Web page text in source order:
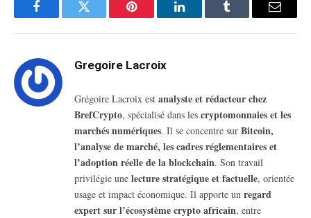
FacebookTwitter Pinterest LinkedInTumblr Email
Gregoire Lacroix
Grégoire Lacroix est analyste et rédacteur chez
BrefCrypto, spécialisé dans les cryptomonnaies et les
marchés numériques. Il se concentre sur Bitcoin,
l’analyse de marché, les cadres réglementaires et
l’adoption réelle de la blockchain. Son travail
privilégie une lecture stratégique et factuelle, orientée
usage et impact économique. Il apporte un regard
expert sur l’écosystème crypto africain, entre